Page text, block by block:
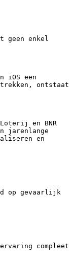
geen enkel
iOS een
ontstaat
en BNR
jarenlange
en
op gevaarlijk
compleet